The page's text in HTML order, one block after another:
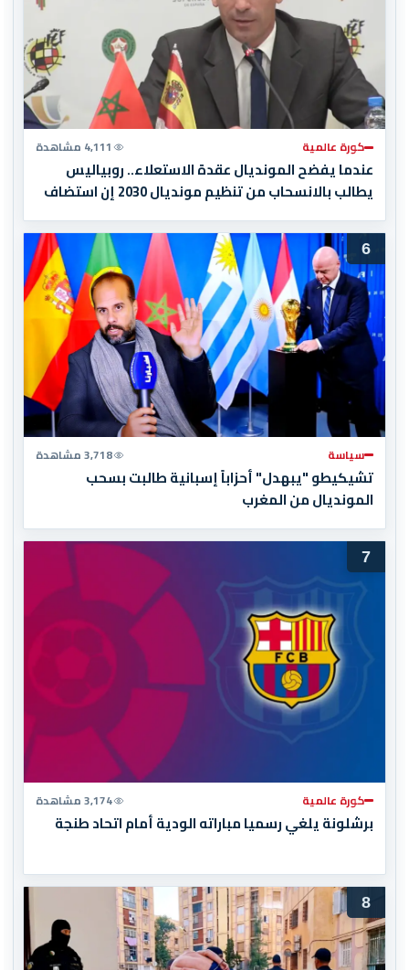
كورة عالمية 4,111 مشاهدة
عندما يفضح المونديال عقدة الاستعلاء.. روبياليس
يطالب بالانسحاب من تنظيم مونديال 2030 إن استضاف
المغرب المباراة النهائية!
6
سياسة 3,718 مشاهدة
تشيكيطو "يبهدل" أحزاباً إسبانية طالبت بسحب
المونديال من المغرب
7
كورة عالمية 3,174 مشاهدة
برشلونة يلغي رسميا مباراته الودية أمام اتحاد طنجة
8